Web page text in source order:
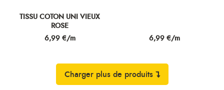
Charger plus de produits